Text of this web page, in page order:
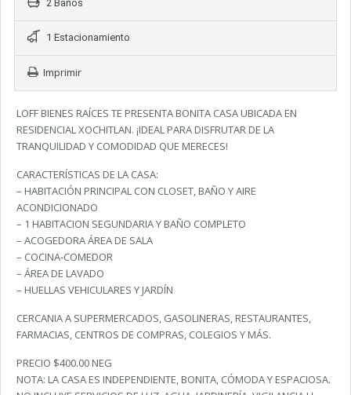
2 Baños
1 Estacionamiento
Imprimir
LOFF BIENES RAÍCES TE PRESENTA BONITA CASA UBICADA EN
RESIDENCIAL XOCHITLAN. ¡IDEAL PARA DISFRUTAR DE LA
TRANQUILIDAD Y COMODIDAD QUE MERECES!
CARACTERÍSTICAS DE LA CASA:
– HABITACIÓN PRINCIPAL CON CLOSET, BAÑO Y AIRE
ACONDICIONADO
– 1 HABITACION SEGUNDARIA Y BAÑO COMPLETO
– ACOGEDORA ÁREA DE SALA
– COCINA-COMEDOR
– ÁREA DE LAVADO
– HUELLAS VEHICULARES Y JARDÍN
CERCANIA A SUPERMERCADOS, GASOLINERAS, RESTAURANTES,
FARMACIAS, CENTROS DE COMPRAS, COLEGIOS Y MÁS.
PRECIO $400.00 NEG
NOTA: LA CASA ES INDEPENDIENTE, BONITA, CÓMODA Y ESPACIOSA.